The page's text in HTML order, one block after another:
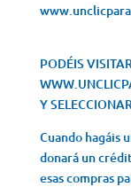
PODÉIS
Y
Cuando hagáis
donará un
esas compras